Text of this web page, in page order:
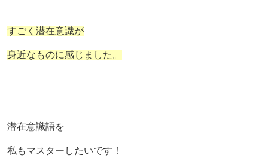
すごく潜在意識が
身近なものに感じました。
潜在意識語を
私もマスターしたいです！